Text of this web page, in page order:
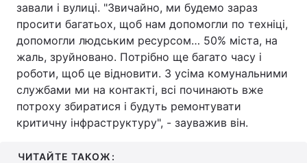
завали і вулиці. "Звичайно, ми будемо зараз
просити багатьох, щоб нам допомогли по техніці,
допомогли людським ресурсом… 50% міста, на
жаль, зруйновано. Потрібно ще багато часу і
роботи, щоб це відновити. З усіма комунальними
службами ми на контакті, всі починають вже
потроху збиратися і будуть ремонтувати
критичну інфраструктуру", - зауважив він.
ЧИТАЙТЕ ТАКОЖ: